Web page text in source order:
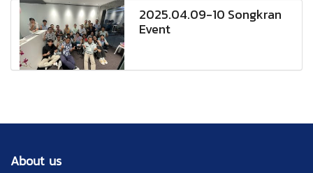
2025.04.09-10 Songkran
Event
About us